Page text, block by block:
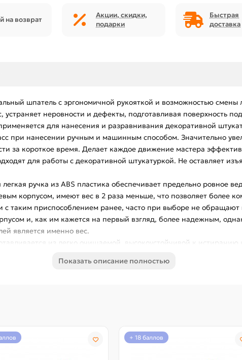
на возврат
Акции, скидки,
подарки
Быстрая
доставка
шпатель с эргономичной рукояткой и возможностью смены
неровности и дефекты, подготавливая поверхность
для нанесения и разравнивания декоративной
при нанесении ручным и машинным способом. Значительно
за короткое время. Делает каждое движение мастера
для работы с декоративной штукатуркой. Не оставляет
ручка из ABS пластика обеспечивает предельно ровное
корпусом, имеют вес в 2 раза меньше, что позволяет более
с таким приспособлением ранее, часто при выборе не
и, как им кажется на первый взгляд, более надежным,
является именно вес.
из легко очищаемой, высокоустойчивой к
позволяет при работе не оставлять «волны».
Показать описание полностью
+ 18 баллов